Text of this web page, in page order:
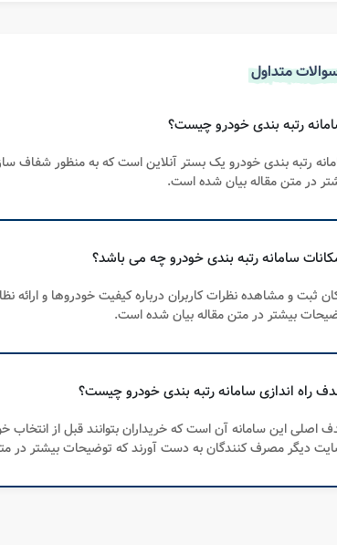
متداول
رتبه بندی خودرو یک بستر آنلاین است که به منظور
در متن مقاله بیان شده است.
ثبت و مشاهده نظرات کاربران درباره کیفیت خودروها و ارائه
بیشتر در متن مقاله بیان شده است.
اصلی این سامانه آن است که خریداران بتوانند قبل از
دیگر مصرف کنندگان به دست آورند که توضیحات بیشتر در